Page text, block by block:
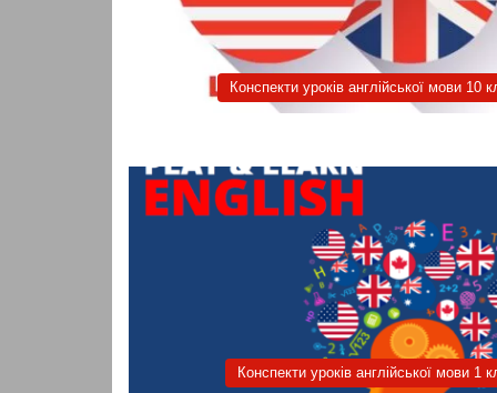
Конспекти уроків англійської мови 10
Конспекти уроків англійської мови 1